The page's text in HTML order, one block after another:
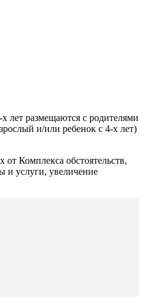
лет размещаются с родителями
и/или ребенок с 4-х лет)
Комплекса обстоятельств,
и услуги, увеличение